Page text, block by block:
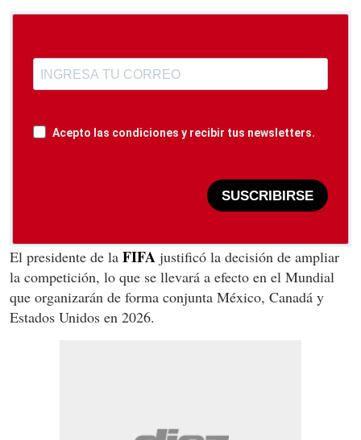
Acepto las condiciones y recibir tus newsletters.
SUSCRIBIRSE
El presidente de la FIFA justificó la decisión de ampliar
la competición, lo que se llevará a efecto en el Mundial
que organizarán de forma conjunta México, Canadá y
Estados Unidos en 2026.